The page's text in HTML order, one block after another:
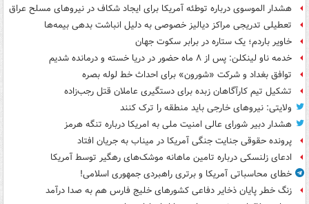
هشدار الموسوی درباره توطئه آمریکا برای ایجاد شکاف در نیروهای مسلح عراق
تعطیلی تدریجی مراکز دیالیز خصوصی به دلیل انباشت بدهی بیمه‌ها
خاویر باردم؛ یک ستاره در برابر سکوت جهان
خدمه ناو لینکلن: پس از ۸ ماه حضور در دریا خسته و درمانده‌ شدیم
توافق بغداد و شرکت «شورون» برای احداث خط لوله بصره
تشکیل تیم کارآگاهان زبده برای دستگیری عاملان قتل رجب‌زاده
ولایتی: نیروهای خارجی باید منطقه را ترک کنند
هشدار دبیر شورای عالی امنیت ملی به امریکا درباره تنگه هرمز
پرونده حقوقی جنایت جنگی آمریکا در میناب به جریان افتاد
ادعای زلنسکی درباره تامین ماهانه موشک‌های رهگیر توسط آمریکا
خطای محاسباتی آمریکا و برتری راهبردی جمهوری اسلامی!
زنگ خطر پایان ذخایر دفاعی کشورهای خلیج فارس هم به صدا درآمد